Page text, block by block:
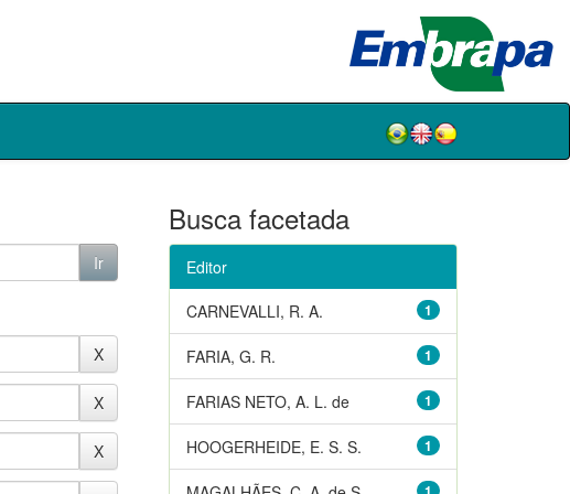
Busca facetada
Editor
1
CARNEVALLI, R. A.
1
FARIA, G. R.
1
FARIAS NETO, A. L. de
1
HOOGERHEIDE, E. S. S.